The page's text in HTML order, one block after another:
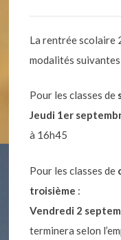
La rentrée scolaire
modalités suivantes
Pour les classes de
Jeudi 1er
à 16h45
Pour les classes de
troisième :
Vendredi 2
terminera selon